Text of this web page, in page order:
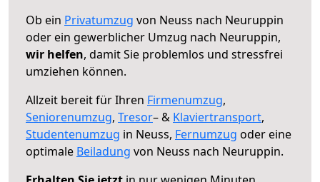
Ob ein Privatumzug von Neuss nach Neuruppin
oder ein gewerblicher Umzug nach Neuruppin,
wir helfen, damit Sie problemlos und stressfrei
umziehen können.
Allzeit bereit für Ihren Firmenumzug,
Seniorenumzug, Tresor– & Klaviertransport,
Studentenumzug in Neuss, Fernumzug oder eine
optimale Beiladung von Neuss nach Neuruppin.